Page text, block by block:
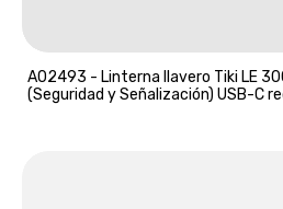
A02493 - Linterna llavero Tiki LE
(Seguridad y Señalización) USB-C